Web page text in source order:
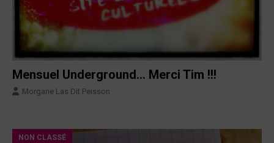
Mensuel Underground… Merci Tim !!!
Morgane Las Dit Peisson
NON CLASSÉ